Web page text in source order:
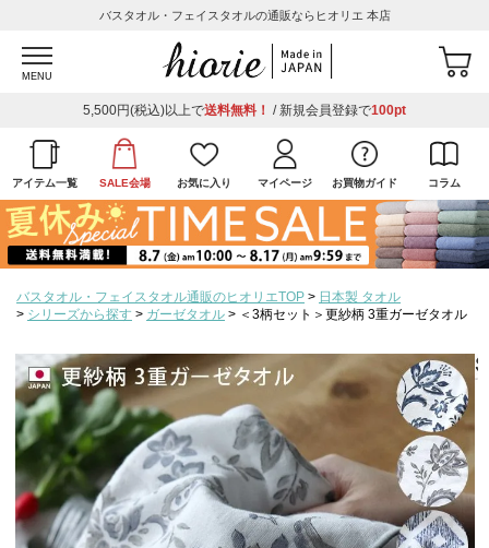
バスタオル・フェイスタオルの通販ならヒオリエ 本店
MENU
5,500円(税込)以上で送料無料！ / 新規会員登録で100pt
アイテム一覧 SALE会場 お気に入り マイページ お買物ガイド コラム
バスタオル・フェイスタオル通販のヒオリエTOP
日本製 タオル
シリーズから探す
ガーゼタオル ＜3柄セット＞更紗柄 3重ガーゼタオル